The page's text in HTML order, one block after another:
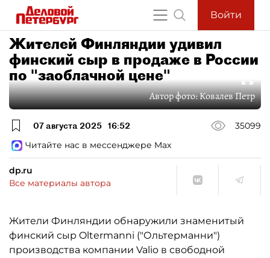
Войти
Жителей Финляндии удивил
финский сыр в продаже в России
по "заоблачной цене"
Автор фото:Ковалев Петр
07 августа 2025 16:52
35099
Читайте нас в мессенджере Max
dp.ru
Все материалы автора
Жители Финляндии обнаружили знаменитый
финский сыр Oltermanni ("Ольтерманни")
производства компании Valio в свободной